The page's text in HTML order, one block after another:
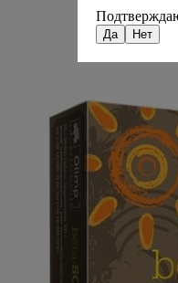
Да Нет